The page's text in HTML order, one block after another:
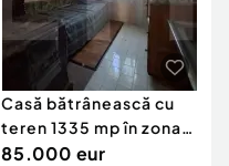
Casă bătrânească cu
teren 1335 mp în zona
Popa Șapcă
85.000 eur